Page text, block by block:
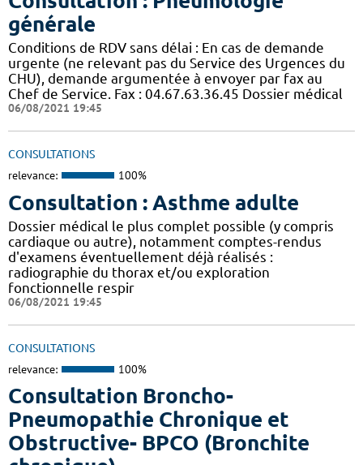
générale
Conditions de RDV sans délai : En cas de demande
urgente (ne relevant pas du Service des Urgences du
CHU), demande argumentée à envoyer par fax au
Chef de Service. Fax : 04.67.63.36.45 Dossier médical
06/08/2021 19:45
CONSULTATIONS
relevance: 100%
Consultation : Asthme adulte
Dossier médical le plus complet possible (y compris
cardiaque ou autre), notamment comptes-rendus
d'examens éventuellement déjà réalisés :
radiographie du thorax et/ou exploration
fonctionnelle respir
06/08/2021 19:45
CONSULTATIONS
relevance: 100%
Consultation Broncho-
Pneumopathie Chronique et
Obstructive- BPCO (Bronchite